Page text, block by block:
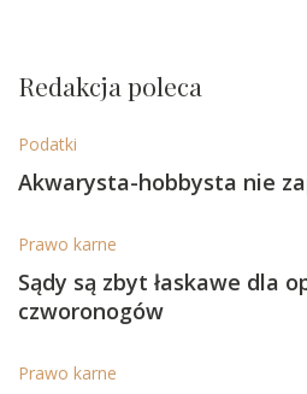
Redakcja poleca
Podatki
Akwarysta-hobbysta nie
Prawo karne
Sądy są zbyt łaskawe dla
czworonogów
Prawo karne